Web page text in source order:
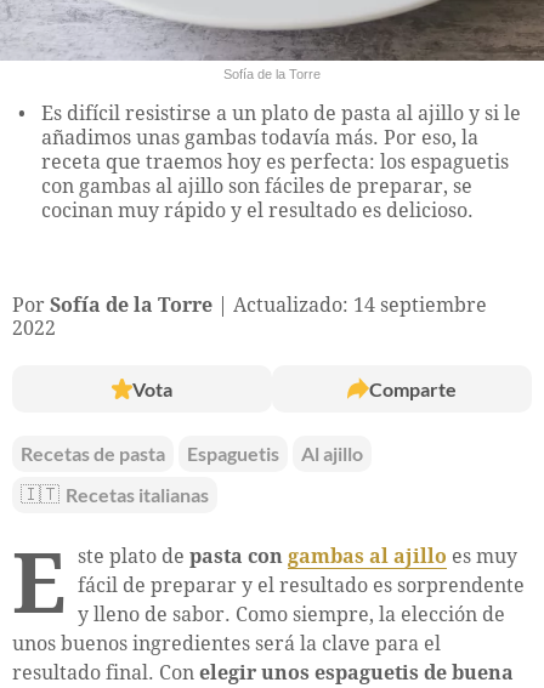
Sofía de la Torre
Es difícil resistirse a un plato de pasta al ajillo y si le
añadimos unas gambas todavía más. Por eso, la
receta que traemos hoy es perfecta: los espaguetis
con gambas al ajillo son fáciles de preparar, se
cocinan muy rápido y el resultado es delicioso.
Por Sofía de la Torre
Actualizado: 14 septiembre
2022
Vota Comparte
Recetas de pasta Espaguetis
Al ajillo
🇮🇹 Recetas italianas
E ste plato de pasta con gambas al ajillo es muy
fácil de preparar y el resultado es sorprendente
y lleno de sabor. Como siempre, la elección de
unos buenos ingredientes será la clave para el
resultado final. Con elegir unos espaguetis de buena